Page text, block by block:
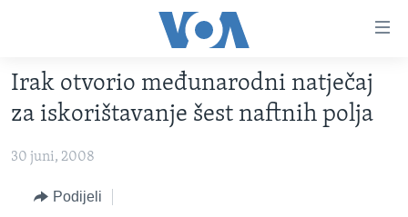
glavni
sadržaj
na
navigaciju
FOTOGRAFIJE DANA
VIJESTI
Irak otvorio međunarodni natječaj
za iskorištavanje šest naftnih polja
30 juni, 2008
Podijeli